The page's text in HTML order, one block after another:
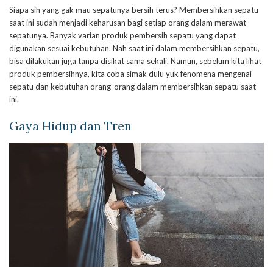
Siapa sih yang gak mau sepatunya bersih terus? Membersihkan sepatu
saat ini sudah menjadi keharusan bagi setiap orang dalam merawat
sepatunya. Banyak varian produk pembersih sepatu yang dapat
digunakan sesuai kebutuhan. Nah saat ini dalam membersihkan sepatu,
bisa dilakukan juga tanpa disikat sama sekali. Namun, sebelum kita lihat
produk pembersihnya, kita coba simak dulu yuk fenomena mengenai
sepatu dan kebutuhan orang-orang dalam membersihkan sepatu saat
ini.
Gaya Hidup dan Tren